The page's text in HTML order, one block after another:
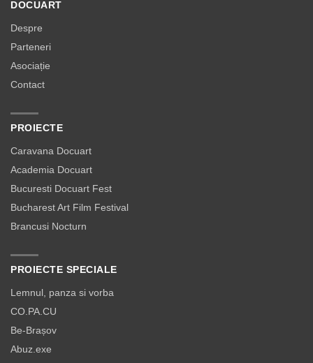
DOCUART
Despre
Parteneri
Asociație
Contact
PROIECTE
Caravana Docuart
Academia Docuart
Bucuresti Docuart Fest
Bucharest Art Film Festival
Brancusi Nocturn
PROIECTE SPECIALE
Lemnul, panza si vorba
CO.PA.CU
Be-Brașov
Abuz.exe